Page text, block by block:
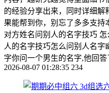
的经验分享出来，同时详细解
果能帮到你，别忘了多多支持
对方姓名问别人的名字技巧
人的名字技巧怎么问别人名字
字你问一个男生的名字,他回
2026-08-07 01:28:35 234